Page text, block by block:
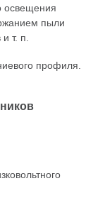
освещения
пыли
и т. п.
профиля.